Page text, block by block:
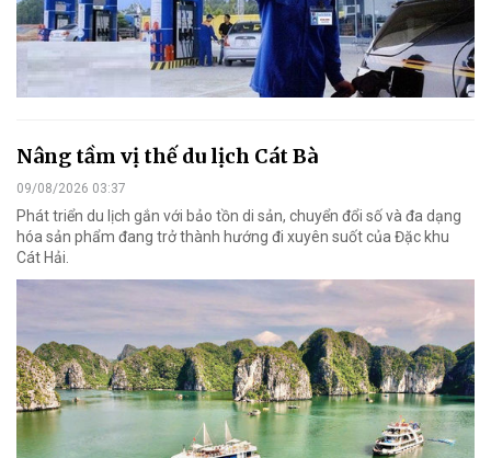
Nâng tầm vị thế du lịch Cát Bà
09/08/2026 03:37
Phát triển du lịch gắn với bảo tồn di sản, chuyển đổi số và đa dạng
hóa sản phẩm đang trở thành hướng đi xuyên suốt của Đặc khu
Cát Hải.